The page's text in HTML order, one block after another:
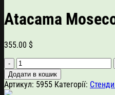
Atacama
355.00 $
Atacama
Moseco
6
Medium
Додати в кошик
Артикул: 5955 Категорії: